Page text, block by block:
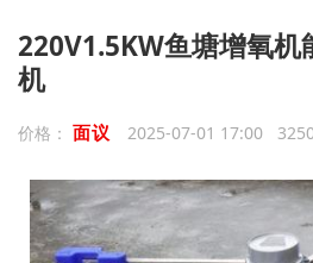
220V1.5KW鱼塘增氧机
机
价格： 面议 2025-07-01 17:00